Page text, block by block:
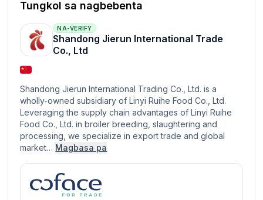
Tungkol sa nagbebenta
NA-VERIFY
Shandong Jierun International Trade
Co., Ltd
Shandong Jierun International Trading Co., Ltd. is a
wholly-owned subsidiary of Linyi Ruihe Food Co., Ltd.
Leveraging the supply chain advantages of Linyi Ruihe
Food Co., Ltd. in broiler breeding, slaughtering and
processing, we specialize in export trade and global
market… Magbasa pa